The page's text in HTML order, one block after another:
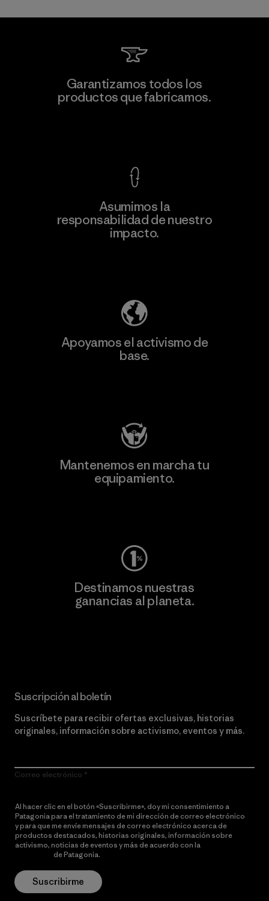
información
Manufacturing Sportswear Joint
Stock Company - Thai Binh
Branch
Garantizamos todos los
productos que fabricamos.
Asumimos la
responsabilidad de nuestro
impacto.
Apoyamos el activismo de
base.
Mantenemos en marcha tu
equipamiento.
Destinamos nuestras
ganancias al planeta.
Suscripción al boletín
Suscríbete para recibir ofertas exclusivas, historias
originales, información sobre activismo, eventos y más.
Correo electrónico
Al hacer clic en el botón «Suscribirme», doy mi consentimiento a
Patagonia para el tratamiento de mi dirección de correo electrónico
y para que me envíe mensajes de correo electrónico acerca de
productos destacados, historias originales, información sobre
activismo, noticias de eventos y más de acuerdo con la
de Patagonia.
Suscribirme